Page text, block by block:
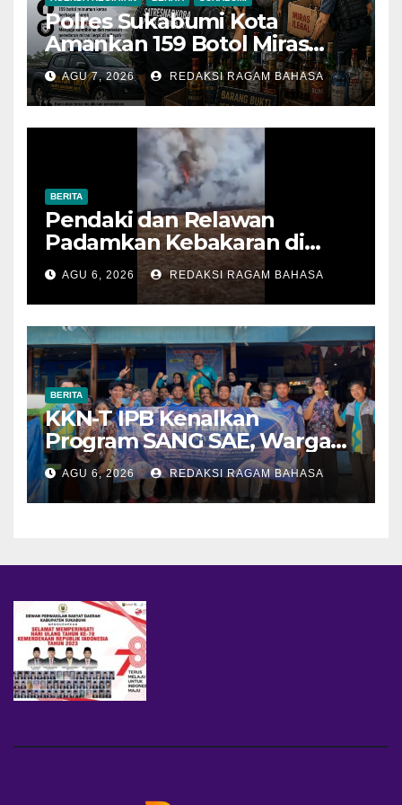
Polres Sukabumi Kota
Amankan 159 Botol Miras
Ilegal dari Tiga Lokasi dalam
Operasi Penyakit Masyarakat
AGU 7, 2026 REDAKSI RAGAM BAHASA
BERITA
Pendaki dan Relawan
Padamkan Kebakaran di
Alun-alun Suryakencana
Sebelum Meluas
AGU 6, 2026 REDAKSI RAGAM BAHASA
BERITA
KKN-T IPB Kenalkan
Program SANG SAE, Warga
Desa Sangrawayang Diajak
Ubah Sampah Jadi Bernilai
Ekonomi
AGU 6, 2026 REDAKSI RAGAM BAHASA